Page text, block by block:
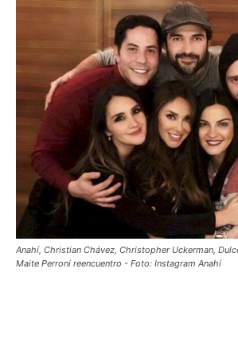
Anahí, Christian Chávez, Christopher Uckerman,
Maite Perroni reencuentro - Foto: Instagram Anahí